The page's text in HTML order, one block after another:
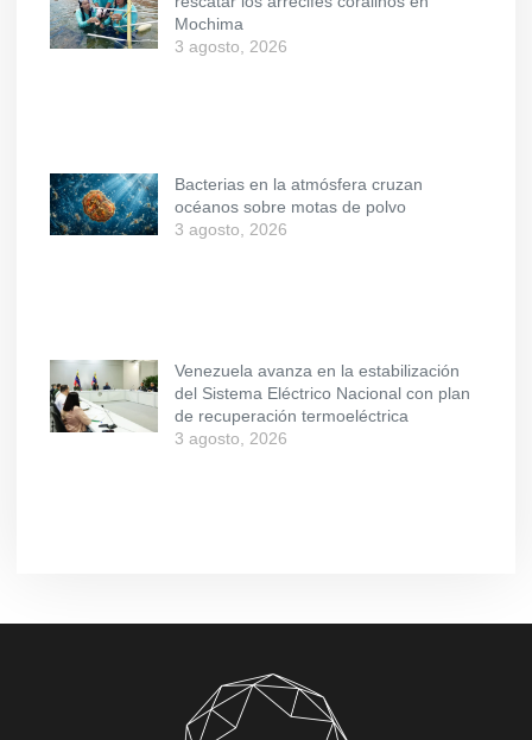
Mochima
3 agosto, 2026
Bacterias en la atmósfera cruzan
océanos sobre motas de polvo
3 agosto, 2026
Venezuela avanza en la estabilización
del Sistema Eléctrico Nacional con plan
de recuperación termoeléctrica
3 agosto, 2026